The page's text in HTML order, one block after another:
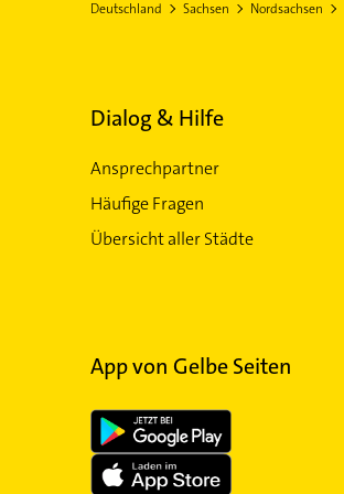
Deutschland Sachsen Nordsachsen
Dialog & Hilfe
Ansprechpartner
Häufige Fragen
Übersicht aller Städte
App von Gelbe Seiten